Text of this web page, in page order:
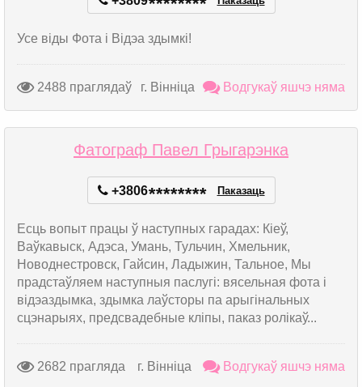
Усе віды Фота і Відэа здымкі!
2488 праглядаў г. Вінніца Водгукаў яшчэ няма
Фатограф Павел Грыгарэнка
+3806******** Паказаць
Есць вопыт працы ў наступных гарадах: Кіеў,
Ваўкавыск, Адэса, Умань, Тульчин, Хмельник,
Новоднестровск, Гайсин, Ладыжин, Тальное, Мы
прадстаўляем наступныя паслугі: вясельная фота і
відэаздымка, здымка лаўсторы па арыгінальных
сцэнарыях, предсвадебные кліпы, паказ ролікаў...
2682 прагляда г. Вінніца Водгукаў яшчэ няма